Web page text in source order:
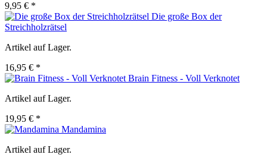
9,95 € *
Die große Box der
Streichholzrätsel
Artikel auf Lager.
16,95 € *
Brain Fitness - Voll Verknotet
Artikel auf Lager.
19,95 € *
Mandamina
Artikel auf Lager.